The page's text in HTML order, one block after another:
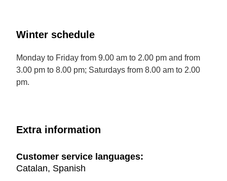
Winter schedule
Monday to Friday from 9.00 am to 2.00 pm and from
3.00 pm to 8.00 pm; Saturdays from 8.00 am to 2.00
pm.
Extra information
Customer service languages:
Catalan, Spanish